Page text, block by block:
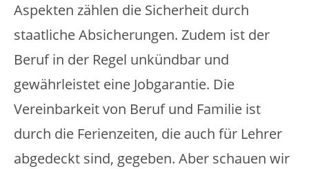
Aspekten zählen die Sicherheit durch
staatliche Absicherungen. Zudem ist der
Beruf in der Regel unkündbar und
gewährleistet eine Jobgarantie. Die
Vereinbarkeit von Beruf und Familie ist
durch die Ferienzeiten, die auch für Lehrer
abgedeckt sind, gegeben. Aber schauen wir